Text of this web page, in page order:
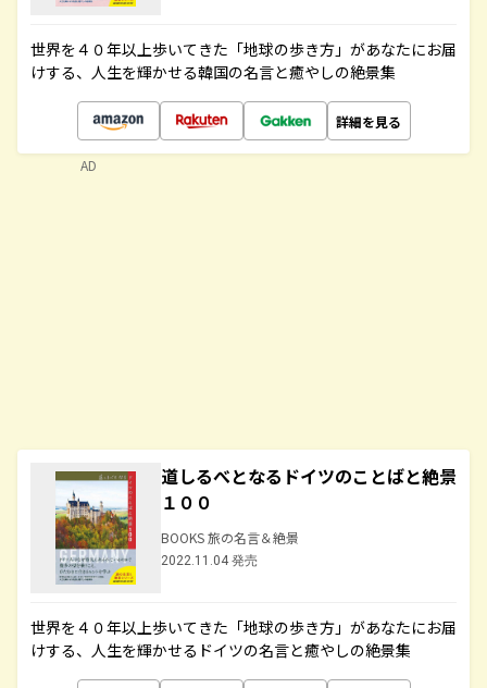
世界を４０年以上歩いてきた「地球の歩き方」があなたにお届
けする、人生を輝かせる韓国の名言と癒やしの絶景集
詳細を見る
道しるべとなるドイツのことばと絶景
１００
BOOKS 旅の名言＆絶景
2022.11.04 発売
世界を４０年以上歩いてきた「地球の歩き方」があなたにお届
けする、人生を輝かせるドイツの名言と癒やしの絶景集
AD